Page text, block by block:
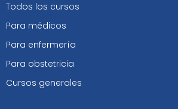
Todos los cursos
Para médicos
Para enfermería
Para obstetricia
Cursos generales